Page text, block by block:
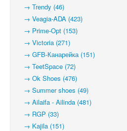
→ Trendy (46)
→ Veagia-ADA (423)
→ Prime-Opt (153)
→ Victoria (271)
→ GFB-Канарейка (151)
→ TeetSpace (72)
→ Ok Shoes (476)
→ Summer shoes (49)
→ Ailaifa - Ailinda (481)
→ RGP (33)
→ Kajila (151)